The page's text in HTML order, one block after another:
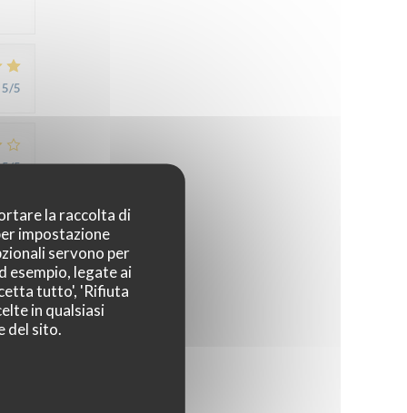
la raccolta di
impostazione
servono per
esempio, legate ai
tutto', 'Rifiuta
in qualsiasi
del sito.
5/5
5/5
/5
4 /5